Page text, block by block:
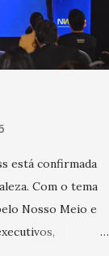
o
de
à população e
estratificação do
está confirmada
Com o tema
Nosso Meio e